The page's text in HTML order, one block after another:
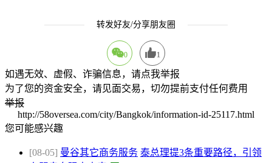
转发好友/分享朋友圈
0 1
如遇无效、虚假、诈骗信息，请点我举报
为了您的资金安全，请见面交易，切勿提前支付任何费用
举报
http://58oversea.com/city/Bangkok/information-id-25117.html
您可能感兴趣
[08-05] 曼谷其它商务服务 泰总理提3条重要路径，引领